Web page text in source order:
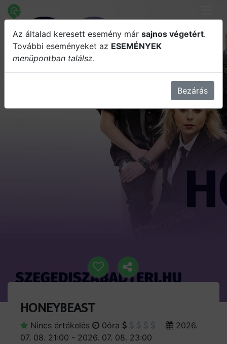
HONEYBEAST
HONEYBEAST
Nincs értékelés 0óra
2026.
07. 08. 21:00 - 2026. 07. 08. 23:00
Az általad keresett esemény már sajnos végetért.
További eseményeket az ESEMÉNYEK
menüpontban találsz.
Bezárás